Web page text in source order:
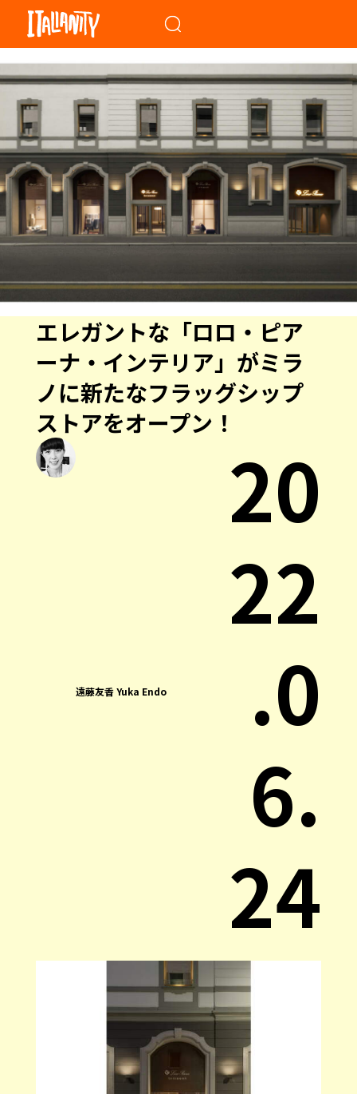
エレガントな「ロロ・ピア
ーナ・インテリア」がミラ
ノに新たなフラッグシップ
ストアをオープン！
遠藤友香 Yuka Endo
20
22
.0
6.
24